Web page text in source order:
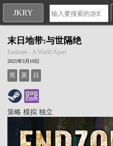
JKRY
末日地带:与世隔绝
Endzone - A World Apart
2021年3月19日
简 英 日
策略 模拟 独立